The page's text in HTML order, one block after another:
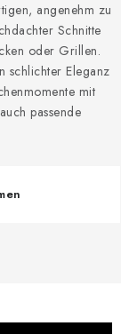
angenehm zu
Schnitte
oder Grillen.
schlichter Eleganz
mit
passende